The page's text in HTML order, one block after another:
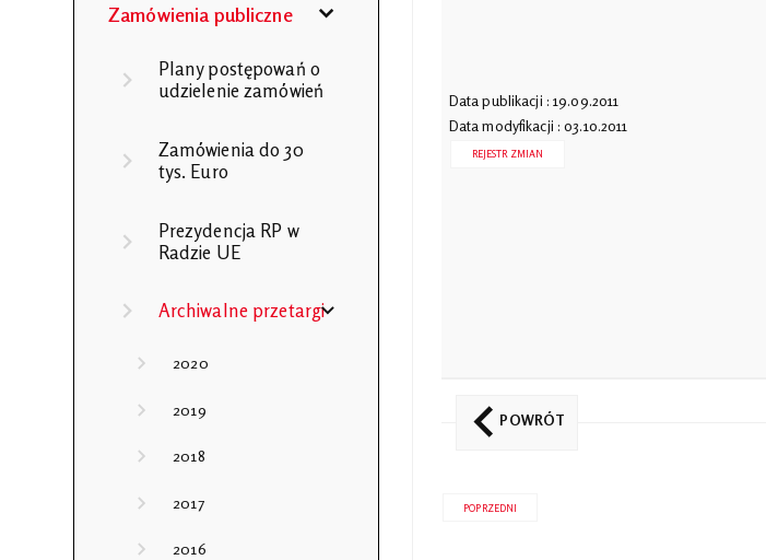
Zamówienia publiczne
Plany postępowań o
udzielenie zamówień
Zamówienia do 30
tys. Euro
Prezydencja RP w
Radzie UE
Archiwalne przetargi
2020
2019
2018
2017
2016
Data publikacji : 19.09.2011
Data modyfikacji : 03.10.2011
REJESTR ZMIAN
POWRÓT
POPRZEDNI